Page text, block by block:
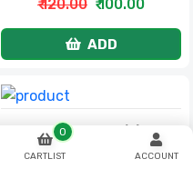
CARTLIST
0
ACCOUNT
₹ 120.00 ₹ 100.00
ADD
சம்பா கோதுமை ரவை / Samba